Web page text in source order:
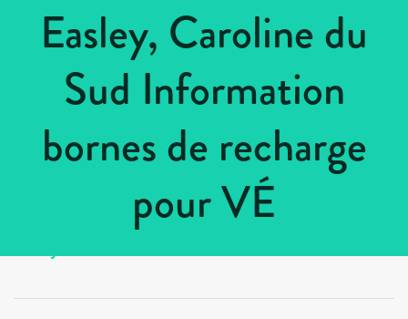
Easley, Caroline du
Sud Information
bornes de recharge
pour VÉ
États-Unis